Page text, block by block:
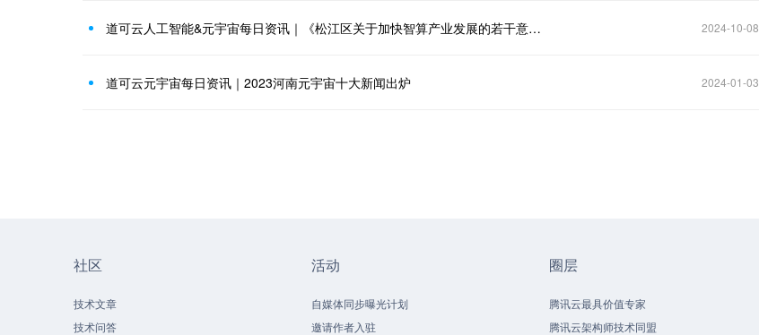
道可云人工智能&元宇宙每日资讯｜《松江区关于加快智算产业发展的若干意见》发布 2024-10-08
道可云元宇宙每日资讯｜2023河南元宇宙十大新闻出炉 2024-01-03
社区
技术文章
技术问答
活动
自媒体同步曝光计划
邀请作者入驻
圈层
腾讯云最具价值专家
腾讯云架构师技术同盟